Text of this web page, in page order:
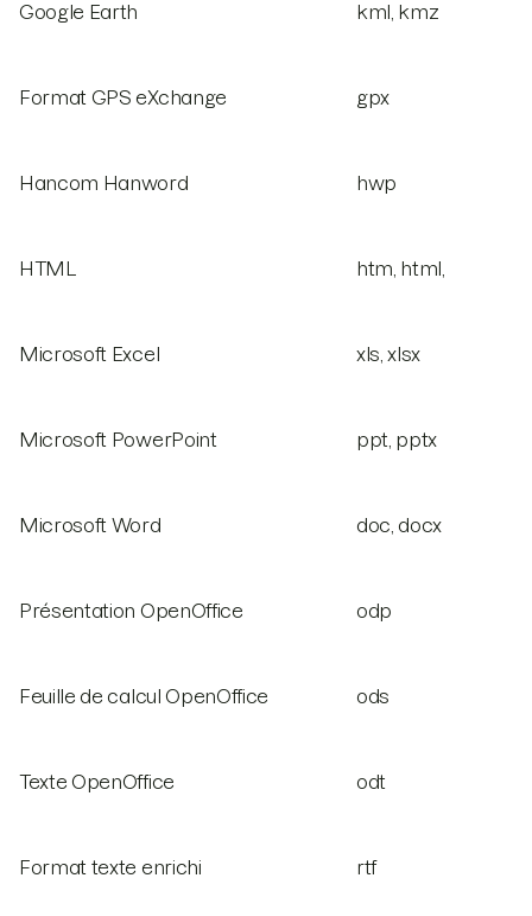
Google Earth kml, kmz
Format GPS eXchange gpx
Hancom Hanword hwp
HTML htm, html,
Microsoft Excel xls, xlsx
Microsoft PowerPoint ppt, pptx
Microsoft Word doc, docx
Présentation OpenOffice odp
Feuille de calcul OpenOffice ods
Texte OpenOffice odt
Format texte enrichi rtf